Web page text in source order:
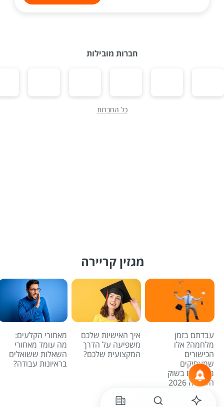
חברות מובילות
כל החברות
מגזין קריירה
עבדתם בזמן
מלחמה? אלו
הכישורים
שמעסיקים
מחפשים בשוק
העבודה 2026
איך האישיות שלכם
משפיעה על הדרך
המקצועית שלכם?
מאחורי הקלעים:
מה עומד מאחורי
השאלות ששואלים
בראיונות עבודה?
לכל הכתבות